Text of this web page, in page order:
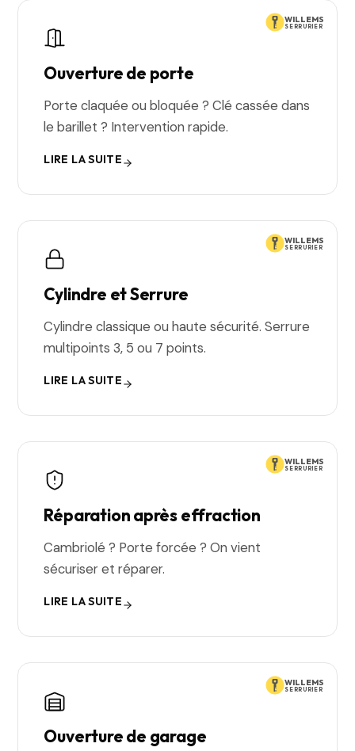
WILLEMS
SERRURIER
Ouverture de porte
Porte claquée ou bloquée ? Clé cassée dans
le barillet ? Intervention rapide.
LIRE LA SUITE
WILLEMS
SERRURIER
Cylindre et Serrure
Cylindre classique ou haute sécurité. Serrure
multipoints 3, 5 ou 7 points.
LIRE LA SUITE
WILLEMS
SERRURIER
Réparation après effraction
Cambriolé ? Porte forcée ? On vient
sécuriser et réparer.
LIRE LA SUITE
WILLEMS
SERRURIER
Ouverture de garage